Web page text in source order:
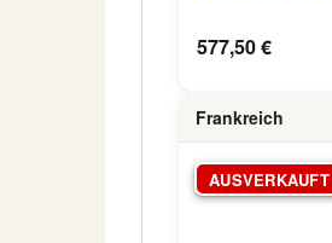
577,50 €
Frankreich
AUSVERKAUFT